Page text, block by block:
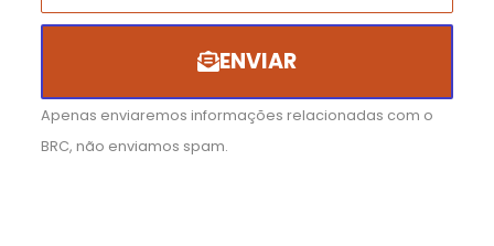
ENVIAR
Apenas enviaremos informações relacionadas com o
BRC, não enviamos spam.